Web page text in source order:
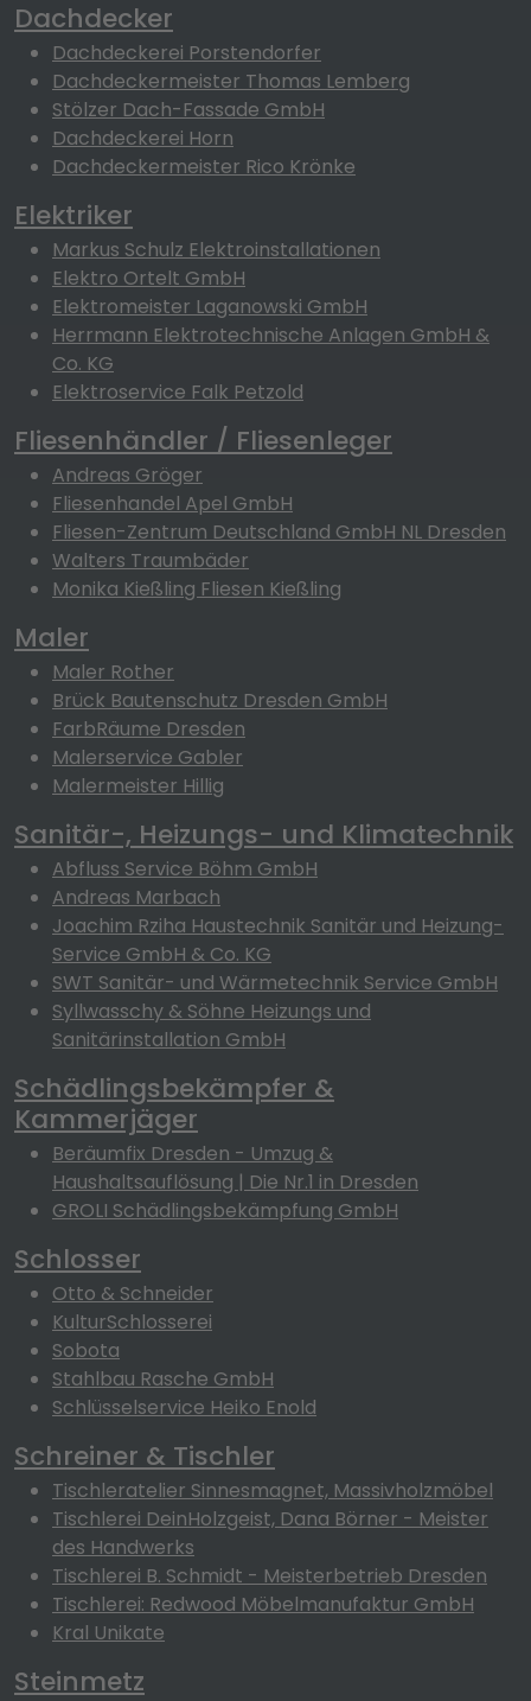
Dachdecker
Dachdeckerei Porstendorfer
Dachdeckermeister Thomas Lemberg
Stölzer Dach-Fassade GmbH
Dachdeckerei Horn
Dachdeckermeister Rico Krönke
Elektriker
Markus Schulz Elektroinstallationen
Elektro Ortelt GmbH
Elektromeister Laganowski GmbH
Herrmann Elektrotechnische Anlagen GmbH &
Co. KG
Elektroservice Falk Petzold
Fliesenhändler / Fliesenleger
Andreas Gröger
Fliesenhandel Apel GmbH
Fliesen-Zentrum Deutschland GmbH NL Dresden
Walters Traumbäder
Monika Kießling Fliesen Kießling
Maler
Maler Rother
Brück Bautenschutz Dresden GmbH
FarbRäume Dresden
Malerservice Gabler
Malermeister Hillig
Sanitär-, Heizungs- und Klimatechnik
Abfluss Service Böhm GmbH
Andreas Marbach
Joachim Rziha Haustechnik Sanitär und Heizung-
Service GmbH & Co. KG
SWT Sanitär- und Wärmetechnik Service GmbH
Syllwasschy & Söhne Heizungs und
Sanitärinstallation GmbH
Schädlingsbekämpfer &
Kammerjäger
Beräumfix Dresden - Umzug &
Haushaltsauflösung | Die Nr.1 in Dresden
GROLI Schädlingsbekämpfung GmbH
Schlosser
Otto & Schneider
KulturSchlosserei
Sobota
Stahlbau Rasche GmbH
Schlüsselservice Heiko Enold
Schreiner & Tischler
Tischleratelier Sinnesmagnet, Massivholzmöbel
Tischlerei DeinHolzgeist, Dana Börner - Meister
des Handwerks
Tischlerei B. Schmidt - Meisterbetrieb Dresden
Tischlerei: Redwood Möbelmanufaktur GmbH
Kral Unikate
Steinmetz